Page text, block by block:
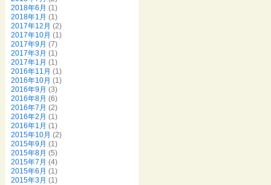
2018年6月 (1)
2018年1月 (1)
2017年12月 (2)
2017年10月 (1)
2017年9月 (7)
2017年3月 (1)
2017年1月 (1)
2016年11月 (1)
2016年10月 (1)
2016年9月 (3)
2016年8月 (6)
2016年7月 (2)
2016年2月 (1)
2016年1月 (1)
2015年10月 (2)
2015年9月 (1)
2015年8月 (5)
2015年7月 (4)
2015年6月 (1)
2015年3月 (1)